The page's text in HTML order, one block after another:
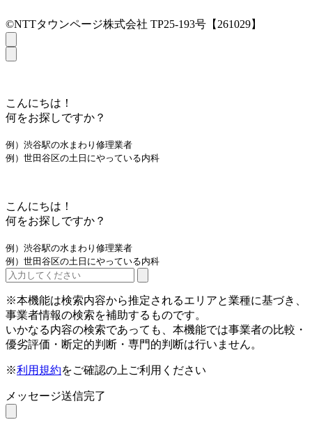
©NTTタウンページ株式会社 TP25-193号【261029】
こんにちは！
何をお探しですか？
例）渋谷駅の水まわり修理業者
例）世田谷区の土日にやっている内科
こんにちは！
何をお探しですか？
例）渋谷駅の水まわり修理業者
例）世田谷区の土日にやっている内科
※本機能は検索内容から推定されるエリアと業種に基づき、
事業者情報の検索を補助するものです。
いかなる内容の検索であっても、本機能では事業者の比較・
優劣評価・断定的判断・専門的判断は行いません。
※利用規約をご確認の上ご利用ください
メッセージ送信完了